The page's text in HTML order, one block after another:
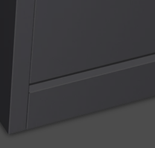
Click para agrandar